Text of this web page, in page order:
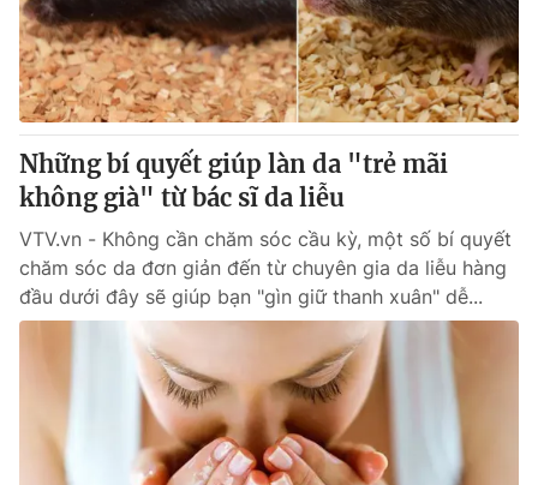
Những bí quyết giúp làn da "trẻ mãi
không già" từ bác sĩ da liễu
VTV.vn - Không cần chăm sóc cầu kỳ, một số bí quyết
chăm sóc da đơn giản đến từ chuyên gia da liễu hàng
đầu dưới đây sẽ giúp bạn "gìn giữ thanh xuân" dễ...